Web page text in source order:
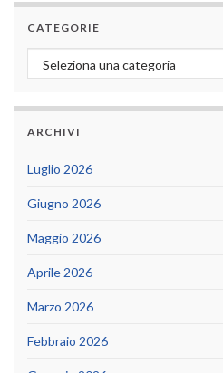
CATEGORIE
Categorie
ARCHIVI
Luglio 2026
Giugno 2026
Maggio 2026
Aprile 2026
Marzo 2026
Febbraio 2026